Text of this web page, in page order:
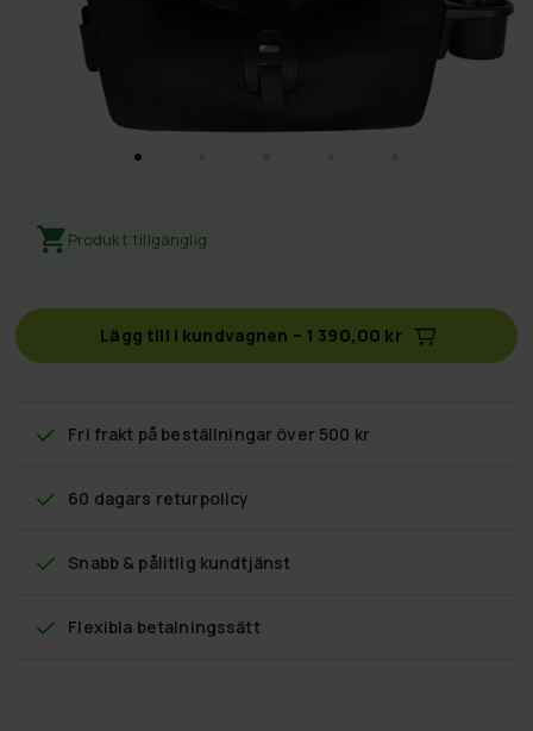
Produkt tillgänglig
Lägg till i kundvagnen – 1 390,00 kr
Fri frakt på beställningar över 500 kr
60 dagars returpolicy
Snabb & pålitlig kundtjänst
Flexibla betalningssätt